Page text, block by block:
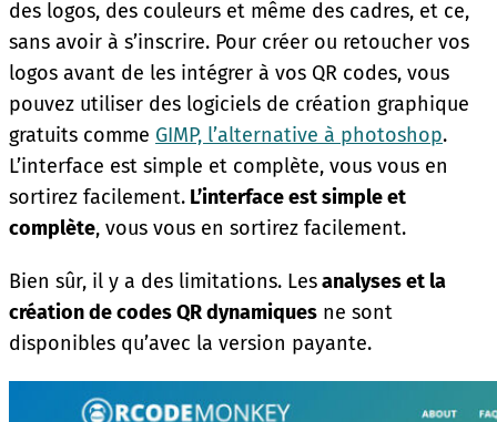
des logos, des couleurs et même des cadres, et ce,
sans avoir à s’inscrire. Pour créer ou retoucher vos
logos avant de les intégrer à vos QR codes, vous
pouvez utiliser des logiciels de création graphique
gratuits comme GIMP, l’alternative à photoshop.
L’interface est simple et complète, vous vous en
sortirez facilement. L’interface est simple et
complète, vous vous en sortirez facilement.
Bien sûr, il y a des limitations. Lesanalyses et la
création de codes QR dynamiques ne sont
disponibles qu’avec la version payante.